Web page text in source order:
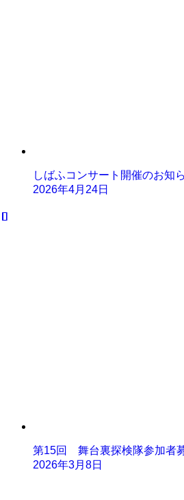
しばふコンサート開催のお知
2026年4月24日
第15回 舞台裏探検隊参加者
2026年3月8日